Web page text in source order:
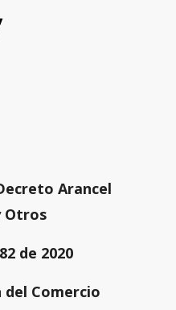
Arancel
Otros
de 2020
Comercio